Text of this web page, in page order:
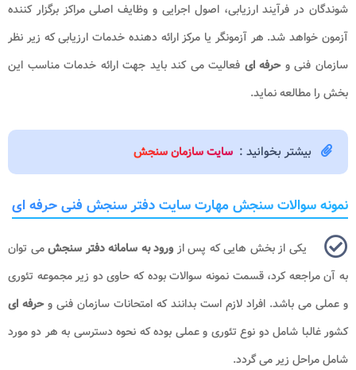
شوندگان در فرآیند ارزیابی، اصول اجرایی و وظایف اصلی مراکز برگزار کننده
آزمون خواهد شد. هر آزمونگر یا مرکز ارائه دهنده خدمات ارزیابی که زیر نظر
سازمان فنی وحرفه ای فعالیت می کند باید جهت ارائه خدمات مناسب این
بخش را مطالعه نماید.
بیشتر بخوانید : سایت سازمان سنجش
نمونه سوالات سنجش مهارت سایت دفتر سنجش فنی حرفه ای
یکی از بخش هایی که پس از ورود به سامانه دفتر سنجشمی توان
به آن مراجعه کرد، قسمت نمونه سوالات بوده که حاوی دو زیر مجموعه تئوری
و عملی می باشد. افراد لازم است بدانند که امتحانات سازمان فنی وحرفه ای
کشور غالبا شامل دو نوع تئوری و عملی بوده که نحوه دسترسی به هر دو مورد
شامل مراحل زیر می گردد.